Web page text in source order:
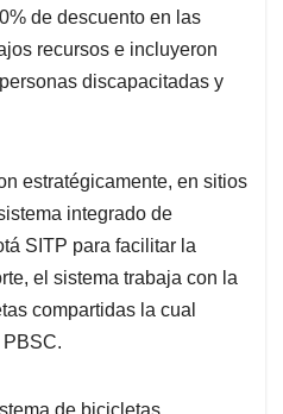
de descuento en las
recursos e incluyeron
discapacitadas y
estratégicamente, en sitios
integrado de
SITP para facilitar la
el sistema trabaja con la
compartidas la cual